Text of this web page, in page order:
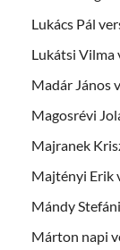
Lukács Pál
Lukátsi Vilma
Madár János
Magosrévi
Majranek
Majtényi Erik
Mándy
Márton napi